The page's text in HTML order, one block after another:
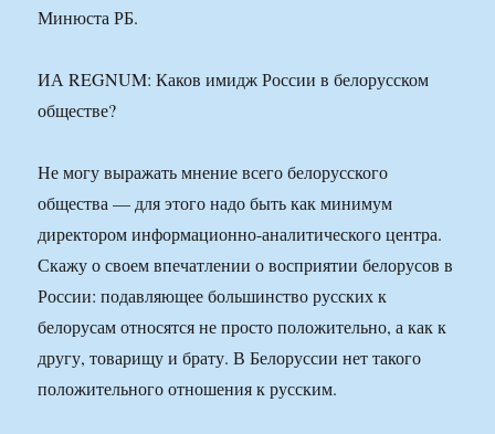
Минюста РБ.
ИА REGNUM: Каков имидж России в белорусском
обществе?
Не могу выражать мнение всего белорусского
общества — для этого надо быть как минимум
директором информационно-аналитического центра.
Скажу о своем впечатлении о восприятии белорусов в
России: подавляющее большинство русских к
белорусам относятся не просто положительно, а как к
другу, товарищу и брату. В Белоруссии нет такого
положительного отношения к русским.